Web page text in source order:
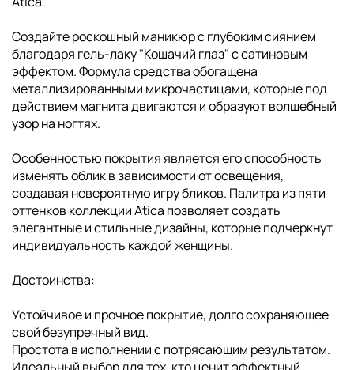
Создайте роскошный маникюр с глубоким сиянием
благодаря гель-лаку "Кошачий глаз" с сатиновым
эффектом. Формула средства обогащена
металлизированными микрочастицами, которые под
действием магнита двигаются и образуют волшебный
узор на ногтях.
Особенностью покрытия является его способность
изменять облик в зависимости от освещения,
создавая невероятную игру бликов. Палитра из пяти
оттенков коллекции Atica позволяет создать
элегантные и стильные дизайны, которые подчеркнут
индивидуальность каждой женщины.
Достоинства:
Устойчивое и прочное покрытие, долго сохраняющее
свой безупречный вид.
Простота в исполнении с потрясающим результатом.